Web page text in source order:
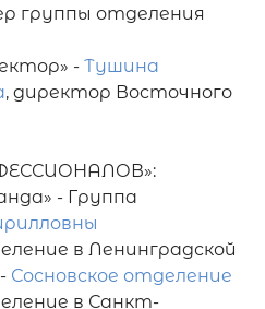
группы отделения
- Тушина
, директор Восточного
в Ленинградской
Сосновское отделение
в Санкт-